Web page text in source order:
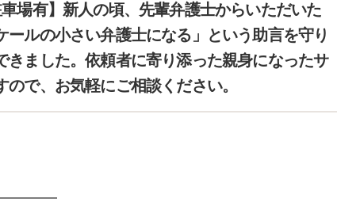
車場有】新人の頃、先輩弁護士からいただいた
ールの小さい弁護士になる」という助言を守り
きました。依頼者に寄り添った親身になったサ
で、お気軽にご相談ください。